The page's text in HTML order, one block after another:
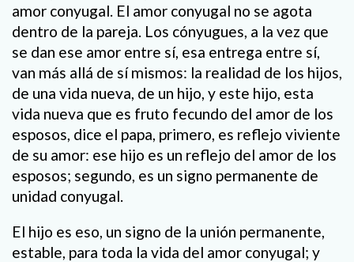
amor conyugal. El amor conyugal no se agota
dentro de la pareja. Los cónyugues, a la vez que
se dan ese amor entre sí, esa entrega entre sí,
van más allá de sí mismos: la realidad de los hijos,
de una vida nueva, de un hijo, y este hijo, esta
vida nueva que es fruto fecundo del amor de los
esposos, dice el papa, primero, es reflejo viviente
de su amor: ese hijo es un reflejo del amor de los
esposos; segundo, es un signo permanente de
unidad conyugal.
El hijo es eso, un signo de la unión permanente,
estable, para toda la vida del amor conyugal; y